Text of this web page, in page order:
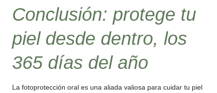
Conclusión: protege tu
piel desde dentro, los
365 días del año
La fotoprotección oral es una aliada valiosa para cuidar tu piel